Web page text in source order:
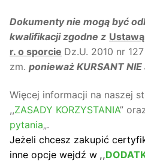
Dokumenty nie mogą być
kwalifikacji zgodne z
r. o sporcie Dz.U. 2010 nr
zm. ponieważ KURSANT NIE
Więcej informacji na naszej
,,ZASADY KORZYSTANIA”
pytania„.
Jeżeli chcesz zakupić
inne opcje wejdź w ,,